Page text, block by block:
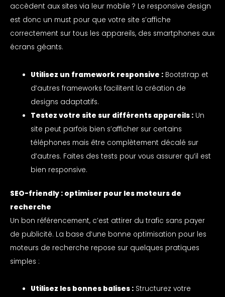
accèdent aux sites via leur mobile ? Le responsive design
est donc un must pour que votre site s’affiche
correctement sur tous les appareils, des smartphones aux
écrans géants.
Utilisez un framework responsive : Bootstrap et
d’autres frameworks facilitent la création de
designs adaptatifs.
Testez votre site sur différents appareils : Un
site peut parfois bien s’afficher sur certains
téléphones mais être complètement décalé sur
d’autres. Faites des tests pour vous assurer qu’il est
bien responsive.
SEO-friendly : optimiser pour les moteurs de
recherche
Un bon référencement, c’est attirer du trafic sans payer
de publicité. La base d’une bonne optimisation pour les
moteurs de recherche repose sur quelques pratiques
simples :
Utilisez les bonnes balises : Structurez votre